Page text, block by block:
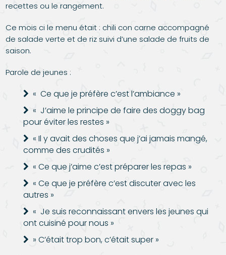
recettes ou le rangement.
Ce mois ci le menu était : chili con carne accompagné
de salade verte et de riz suivi d’une salade de fruits de
saison.
Parole de jeunes :
« Ce que je préfère c’est l’ambiance »
« J’aime le principe de faire des doggy bag
pour éviter les restes »
« Il y avait des choses que j’ai jamais mangé,
comme des crudités »
« Ce que j’aime c’est préparer les repas »
« Ce que je préfère c’est discuter avec les
autres »
« Je suis reconnaissant envers les jeunes qui
ont cuisiné pour nous »
» C’était trop bon, c’était super »